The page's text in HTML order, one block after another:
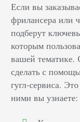
Если вы
фрилансера или
подберут
которым
вашей тематике.
сделать с
гугл-сервиса.
ними вы узнаете: